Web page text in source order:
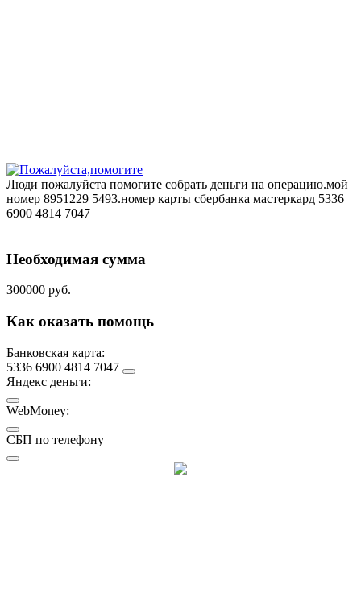
Люди пожалуйста помогите собрать деньги на операцию.мой
номер 8951229 5493.номер карты сбербанка мастеркард 5336
6900 4814 7047
Необходимая сумма
300000 руб.
Как оказать помощь
Банковская карта:
5336 6900 4814 7047
Яндекс деньги:
WebMoney:
СБП по телефону